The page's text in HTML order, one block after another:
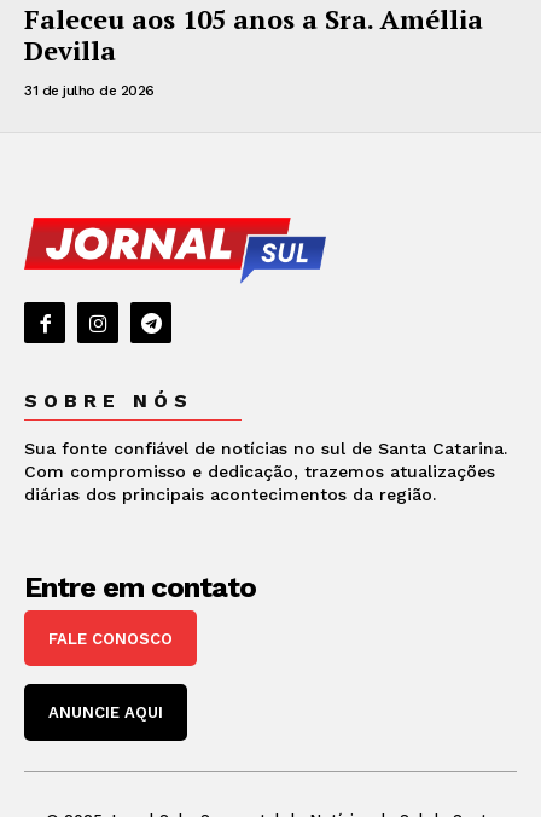
Faleceu aos 105 anos a Sra. Améllia
Devilla
31 de julho de 2026
SOBRE NÓS
Sua fonte confiável de notícias no sul de Santa Catarina.
Com compromisso e dedicação, trazemos atualizações
diárias dos principais acontecimentos da região.
Entre em contato
FALE CONOSCO
ANUNCIE AQUI